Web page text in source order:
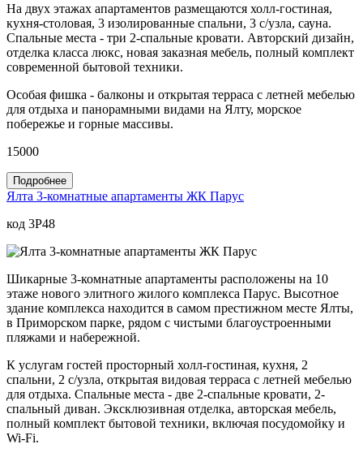
На двух этажах апартаментов размещаются холл-гостиная,
кухня-столовая, 3 изолированные спальни, 3 с/узла, сауна.
Спальные места - три 2-спальные кровати. Авторский дизайн,
отделка класса люкс, новая заказная мебель, полный комплект
современной бытовой техники.
Особая фишка - балконы и открытая терраса с летней мебелью
для отдыха и панорамными видами на Ялту, морское
побережье и горные массивы.
15000
Подробнее
Ялта 3-комнатные апартаменты ЖК Парус
код 3P48
Шикарные 3-комнатные апартаменты расположены на 10
этаже нового элитного жилого комплекса Парус. Высотное
здание комплекса находится в самом престижном месте Ялты,
в Приморском парке, рядом с чистыми благоустроенными
пляжами и набережной.
К услугам гостей просторный холл-гостиная, кухня, 2
спальни, 2 с/узла, открытая видовая терраса с летней мебелью
для отдыха. Спальные места - две 2-спальные кровати, 2-
спальный диван. Эксклюзивная отделка, авторская мебель,
полный комплект бытовой техники, включая посудомойку и
Wi-Fi.